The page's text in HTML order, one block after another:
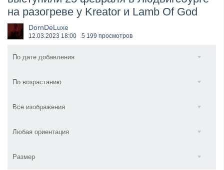
​Wacken Open Air 2027 объявил новую волну участ...
на разогреве у Kreator и Lamb Of God
DornDeLuxe
12.03.2023 18:00 5 199 просмотров
По дате добавления
По возрастанию
Все изображения
Любая ориентация
Размер